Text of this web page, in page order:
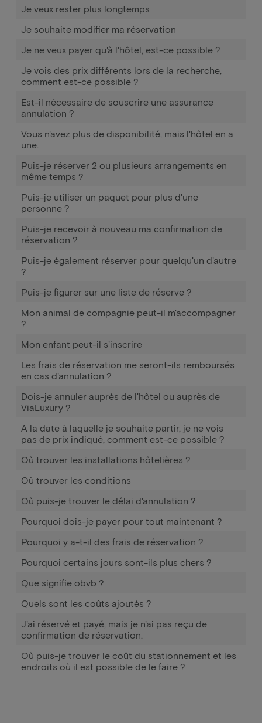
Je veux rester plus longtemps
Je souhaite modifier ma réservation
Je ne veux payer qu'à l'hôtel, est-ce possible ?
Je vois des prix différents lors de la recherche,
comment est-ce possible ?
Est-il nécessaire de souscrire une assurance
annulation ?
Vous n'avez plus de disponibilité, mais l'hôtel en a
une.
Puis-je réserver 2 ou plusieurs arrangements en
même temps ?
Puis-je utiliser un paquet pour plus d'une
personne ?
Puis-je recevoir à nouveau ma confirmation de
réservation ?
Puis-je également réserver pour quelqu'un d'autre
?
Puis-je figurer sur une liste de réserve ?
Mon animal de compagnie peut-il m'accompagner
?
Mon enfant peut-il s'inscrire
Les frais de réservation me seront-ils remboursés
en cas d'annulation ?
Dois-je annuler auprès de l'hôtel ou auprès de
ViaLuxury ?
A la date à laquelle je souhaite partir, je ne vois
pas de prix indiqué, comment est-ce possible ?
Où trouver les installations hôtelières ?
Où trouver les conditions
Où puis-je trouver le délai d'annulation ?
Pourquoi dois-je payer pour tout maintenant ?
Pourquoi y a-t-il des frais de réservation ?
Pourquoi certains jours sont-ils plus chers ?
Que signifie obvb ?
Quels sont les coûts ajoutés ?
J'ai réservé et payé, mais je n'ai pas reçu de
confirmation de réservation.
Où puis-je trouver le coût du stationnement et les
endroits où il est possible de le faire ?